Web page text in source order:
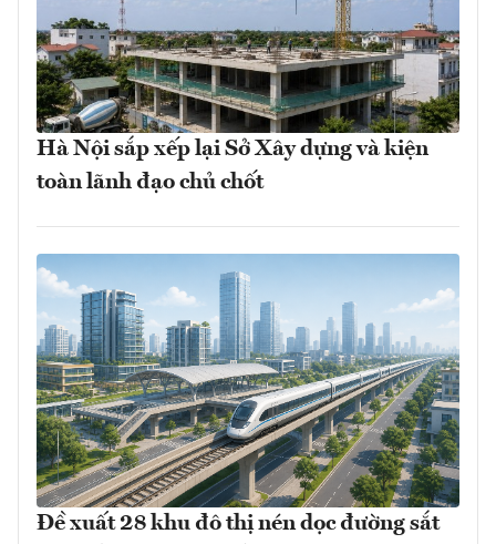
Hà Nội sắp xếp lại Sở Xây dựng và kiện
toàn lãnh đạo chủ chốt
Đề xuất 28 khu đô thị nén dọc đường sắt